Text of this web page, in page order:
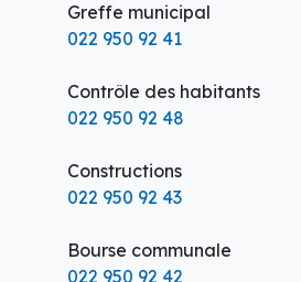
Greffe municipal
022 950 92 41
Contrôle des habitants
022 950 92 48
Constructions
022 950 92 43
Bourse communale
022 950 92 42